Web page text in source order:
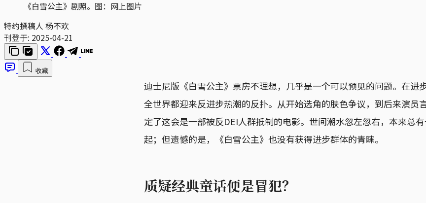
《白雪公主》剧照。图：网上图片
特约撰稿人 杨不欢
刊登于: 2025-04-21
收藏
迪士尼版《白雪公主》票房不理想，几乎是一个可以预见的问题。在进
全世界都迎来反进步热潮的反扑。从开始选角的肤色争议，到后来演员
定了这会是一部被反DEI人群抵制的电影。世间潮水忽左忽右，本来总
起；但遗憾的是，《白雪公主》也没有获得进步群体的青睐。
质疑经典童话便是冒犯？